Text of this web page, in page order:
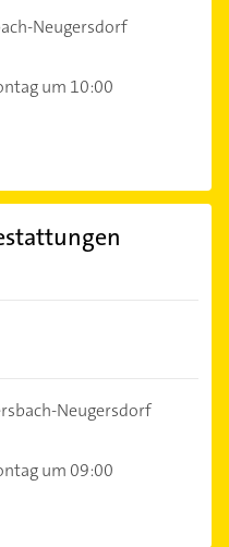
Neugersdorf
um 10:00
Neugersdorf
um 09:00